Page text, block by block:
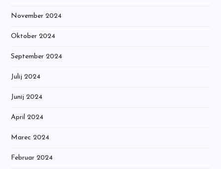
November 2024
Oktober 2024
September 2024
Julij 2024
Junij 2024
April 2024
Marec 2024
Februar 2024